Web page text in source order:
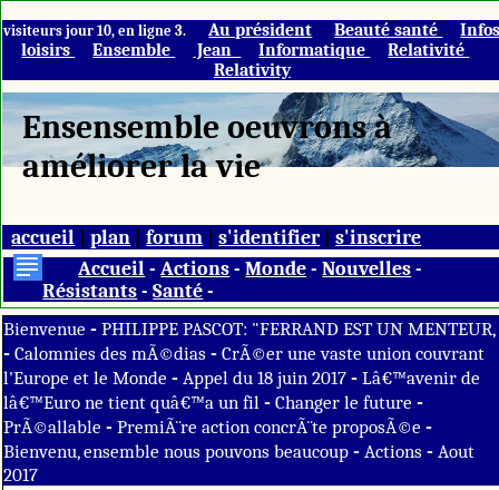
visiteurs jour 10, en ligne 3. Au président Beauté santé
loisirs
Ensemble Jean Informatique
Relativité
Relativity
Ensensemble oeuvrons à
améliorer la vie
accueil |plan |forum |s'identifier |s'inscrire
Accueil -Actions -Monde -Nouvelles -
Résistants -Santé -
Bienvenue-PHILIPPE PASCOT: "FERRAND EST UN MENTEUR,
-Calomnies des mÃ©dias-CrÃ©er une vaste union couvrant
l'Europe et le Monde-Appel du 18 juin 2017-Lâ€™avenir de
lâ€™Euro ne tient quâ€™a un fil-Changer le future-
PrÃ©allable-PremiÃ¨re action concrÃ¨te proposÃ©e-
Bienvenu, ensemble nous pouvons beaucoup-Actions-Aout
2017